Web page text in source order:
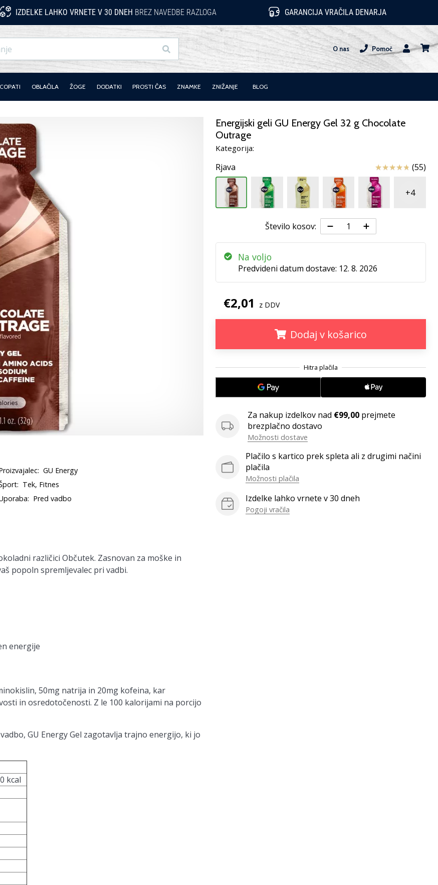
IZDELKE LAHKO VRNETE V 30 DNEH BREZ NAVEDBE RAZLOGA GARANCIJA VRAČILA DENARJA
Iskanje O nas
Pomoč
Uporabnik
OBLAČILA ŽOGE DODATKI PROSTI ČAS ZNAMKE ZNIŽANJE BLOG
Energijski geli GU Energy Gel 32 g Chocolate
Outrage
Kategorija:
Rjava Ocena izdelka
(55)
+4
Število kosov:
Na voljo
Predvideni datum dostave: 12. 8. 2026
€2,01 z DDV
Dodaj v košarico
Za nakup izdelkov nad €99,00 prejmete
brezplačno dostavo
Možnosti dostave
Plačilo s kartico prek spleta ali z drugimi načini
plačila
Možnosti plačila
Izdelke lahko vrnete v 30 dneh
Pogoji vračila
GU Energy
Tek, Fitnes
Pred vadbo
različici Občutek. Zasnovan za moške in
popoln spremljevalec pri vadbi.
energije
50mg natrija in 20mg kofeina, kar
in osredotočenosti. Z le 100 kalorijami na porcijo
GU Energy Gel zagotavlja trajno energijo, ki jo
kcal